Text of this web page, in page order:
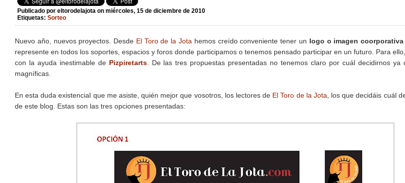
Publicado por eltorodelajota on miércoles, 15 de diciembre de 2010
Etiquetas: Sorteo
Nuevo año, nuevos proyectos. Desde El Toro de la Jota hemos creído conveniente tener un logo o imagen
represente en todos los soportes, espacios y foros donde participamos o tenemos pensado participar en un futuro. Para
con la ayuda inestimable de Pizpiretarts. De las tres propuestas presentadas no tenemos claro por cuál decidirnos ya
magníficas.
En esta duda existencial que me asiste, quién mejor que vosotros, los lectores de El Toro de la Jota , los que decidáis cuál
de este blog. Estas son las tres opciones presentadas: